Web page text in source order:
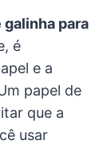
para
é
e a
papel de
que a
usar